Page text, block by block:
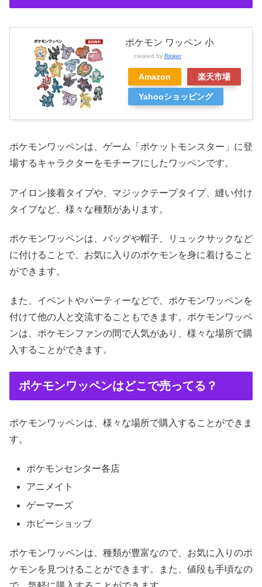
ポケモン ワッペン 小
created by Rinker
Amazon 楽天市場
Yahooショッピング
ポケモンワッペンは、ゲーム「ポケットモンスター」に登
場するキャラクターをモチーフにしたワッペンです。
アイロン接着タイプや、マジックテープタイプ、縫い付け
タイプなど、様々な種類があります。
ポケモンワッペンは、バッグや帽子、リュックサックなど
に付けることで、お気に入りのポケモンを身に着けること
ができます。
また、イベントやパーティーなどで、ポケモンワッペンを
付けて他の人と交流することもできます。ポケモンワッペ
ンは、ポケモンファンの間で人気があり、様々な場所で購
入することができます。
ポケモンワッペンはどこで売ってる？
ポケモンワッペンは、様々な場所で購入することができま
す。
ポケモンセンター各店
アニメイト
ゲーマーズ
ホビーショップ
ポケモンワッペンは、種類が豊富なので、お気に入りのポ
ケモンを見つけることができます。また、値段も手頃なの